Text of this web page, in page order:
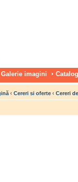
Galerie imagini
‹ Cereri si oferte ‹ Cereri